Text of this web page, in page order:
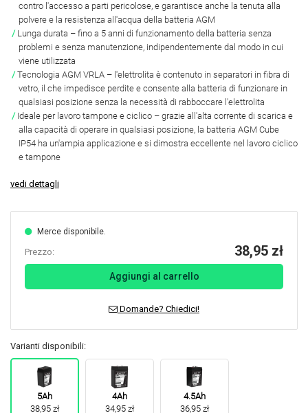
contro l'accesso a parti pericolose, e garantisce anche la tenuta alla
polvere e la resistenza all'acqua della batteria AGM
Lunga durata – fino a 5 anni di funzionamento della batteria senza
problemi e senza manutenzione, indipendentemente dal modo in cui
viene utilizzata
Tecnologia AGM VRLA – l'elettrolita è contenuto in separatori in fibra di
vetro, il che impedisce perdite e consente alla batteria di funzionare in
qualsiasi posizione senza la necessità di rabboccare l'elettrolita
Ideale per lavoro tampone e ciclico – grazie all'alta corrente di scarica e
alla capacità di operare in qualsiasi posizione, la batteria AGM Cube
IP54 ha un'ampia applicazione e si dimostra eccellente nel lavoro ciclico
e tampone
vedi dettagli
Merce disponibile.
Prezzo: 38,95 zł
Aggiungi al carrello
Domande? Chiedici!
Varianti disponibili:
5Ah
38,95 zł
4Ah
34,95 zł
4.5Ah
36,95 zł